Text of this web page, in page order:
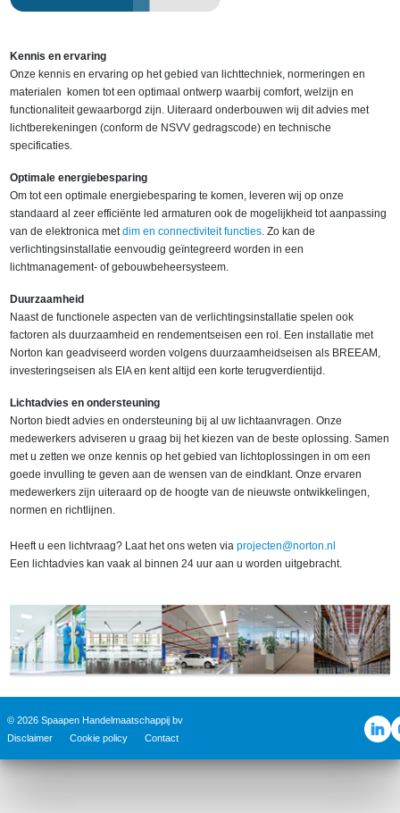
Kennis en ervaring
Onze kennis en ervaring op het gebied van lichttechniek, normeringen en
materialen komen tot een optimaal ontwerp waarbij comfort, welzijn en
functionaliteit gewaarborgd zijn. Uiteraard onderbouwen wij dit advies met
lichtberekeningen (conform de NSVV gedragscode) en technische
specificaties.
Optimale energiebesparing
Om tot een optimale energiebesparing te komen, leveren wij op onze
standaard al zeer efficiënte led armaturen ook de mogelijkheid tot aanpassing
van de elektronica metdim en connectiviteit functies. Zo kan de
verlichtingsinstallatie eenvoudig geïntegreerd worden in een
lichtmanagement- of gebouwbeheersysteem.
Duurzaamheid
Naast de functionele aspecten van de verlichtingsinstallatie spelen ook
factoren als duurzaamheid en rendementseisen een rol. Een installatie met
Norton kan geadviseerd worden volgens duurzaamheidseisen als BREEAM,
investeringseisen als EIA en kent altijd een korte terugverdientijd.
Lichtadvies en ondersteuning
Norton biedt advies en ondersteuning bij al uw lichtaanvragen. Onze
medewerkers adviseren u graag bij het kiezen van de beste oplossing. Samen
met u zetten we onze kennis op het gebied van lichtoplossingen in om een
goede invulling te geven aan de wensen van de eindklant. Onze ervaren
medewerkers zijn uiteraard op de hoogte van de nieuwste ontwikkelingen,
normen en richtlijnen.
Heeft u een lichtvraag? Laat het ons weten via projecten@norton.nl
Een lichtadvies kan vaak al binnen 24 uur aan u worden uitgebracht.
© 2026 Spaapen Handelmaatschappij bv
Disclaimer
Cookie policy Contact